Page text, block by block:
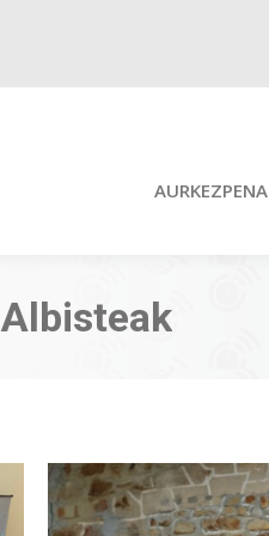
AURKEZPENA
Albisteak